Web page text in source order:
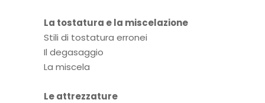
La tostatura e la miscelazione
Stili di tostatura erronei
Il degasaggio
La miscela
Le attrezzature